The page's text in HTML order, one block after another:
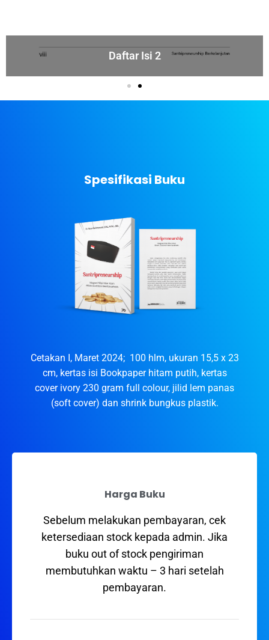
Daftar Isi 2
Spesifikasi Buku
Cetakan I, Maret 2024; 100 hlm, ukuran 15,5 x 23
cm, kertas isi Bookpaper hitam putih, kertas
cover ivory 230 gram full colour, jilid lem panas
(soft cover) dan shrink bungkus plastik.
Harga Buku
Sebelum melakukan pembayaran, cek
ketersediaan stock kepada admin. Jika
buku out of stock pengiriman
membutuhkan waktu – 3 hari setelah
pembayaran.